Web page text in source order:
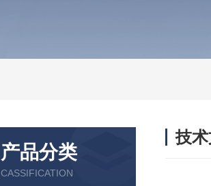
产品分类
CASSIFICATION
技